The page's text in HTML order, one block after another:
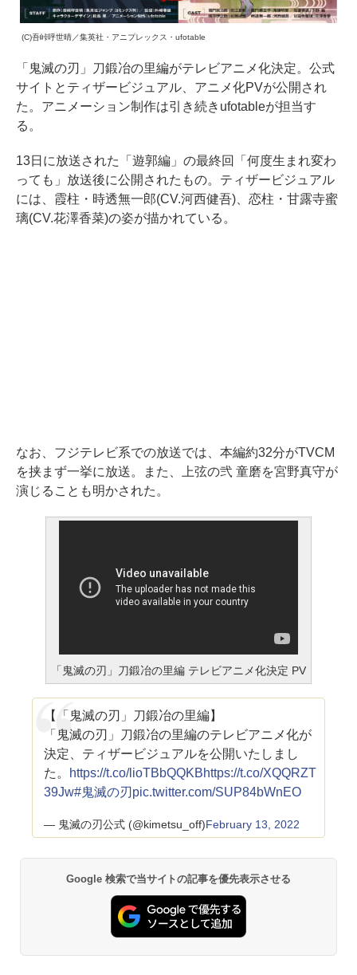
(C)吾峠呼世晴／集英社・アニプレックス・ufotable
「鬼滅の刃」刀鍛冶の里編がテレビアニメ化決定。公式
サイトとティザービジュアル、アニメ化PVが公開され
た。アニメーション制作は引き続きufotableが担当す
る。
13日に放送された「遊郭編」の最終回「何度生まれ変わ
っても」放送後に公開されたもの。ティザービジュアル
には、霞柱・時透無一郎(CV.河西健吾)、恋柱・甘露寺蜜
璃(CV.花澤香菜)の姿が描かれている。
なお、フジテレビ系での放送では、本編約32分がTVCM
を挟まず一挙に放送。また、上弦の弐 童磨を宮野真守が
演じることも明かされた。
「鬼滅の刃」刀鍛冶の里編 テレビアニメ化決定 PV
【「鬼滅の刃」刀鍛冶の里編】
「鬼滅の刃」刀鍛冶の里編のテレビアニメ化が
決定、ティザービジュアルを公開いたしまし
た。 https://t.co/lioTBbQQKBhttps://t.co/XQQRZT
39Jw#鬼滅の刃 pic.twitter.com/SUP84bWnEO
— 鬼滅の刃公式 (@kimetsu_off)February 13, 2022
Google 検索で当サイトの記事を優先表示させる